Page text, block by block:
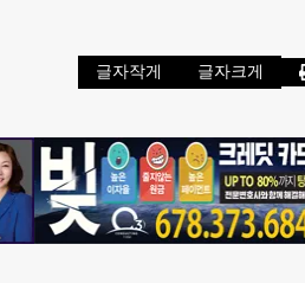
글자작게 글자크게